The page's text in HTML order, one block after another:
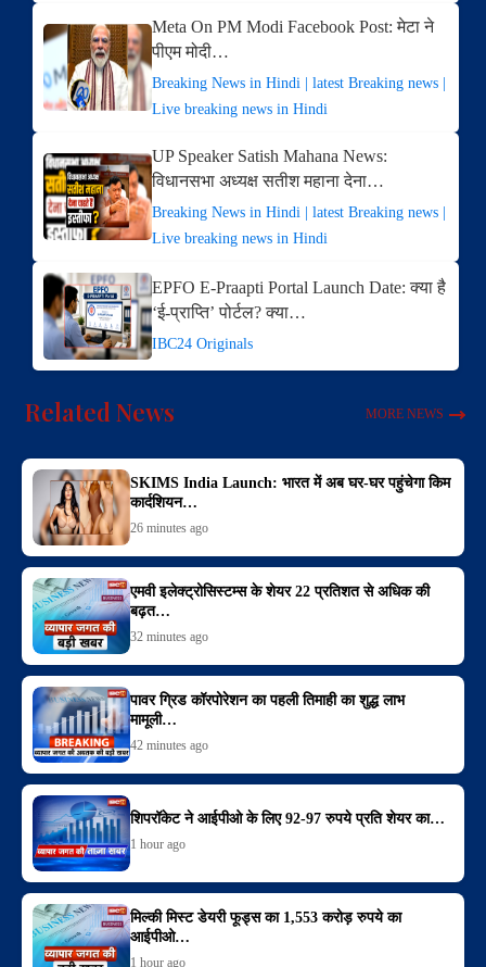
Meta On PM Modi Facebook Post: मेटा ने
पीएम मोदी…
Breaking News in Hindi | latest Breaking news |
Live breaking news in Hindi
UP Speaker Satish Mahana News:
विधानसभा अध्यक्ष सतीश महाना देना…
Breaking News in Hindi | latest Breaking news |
Live breaking news in Hindi
EPFO E-Praapti Portal Launch Date: क्या है
‘ई-प्राप्ति’ पोर्टल? क्या…
IBC24 Originals
Related News MORE NEWS
SKIMS India Launch: भारत में अब घर-घर पहुंचेगा किम
कार्दशियन…
26 minutes ago
एमवी इलेक्ट्रोसिस्टम्स के शेयर 22 प्रतिशत से अधिक की
बढ़त…
32 minutes ago
पावर ग्रिड कॉरपोरेशन का पहली तिमाही का शुद्ध लाभ
मामूली…
42 minutes ago
शिपरॉकेट ने आईपीओ के लिए 92-97 रुपये प्रति शेयर का…
1 hour ago
मिल्की मिस्ट डेयरी फूड्स का 1,553 करोड़ रुपये का
आईपीओ…
1 hour ago